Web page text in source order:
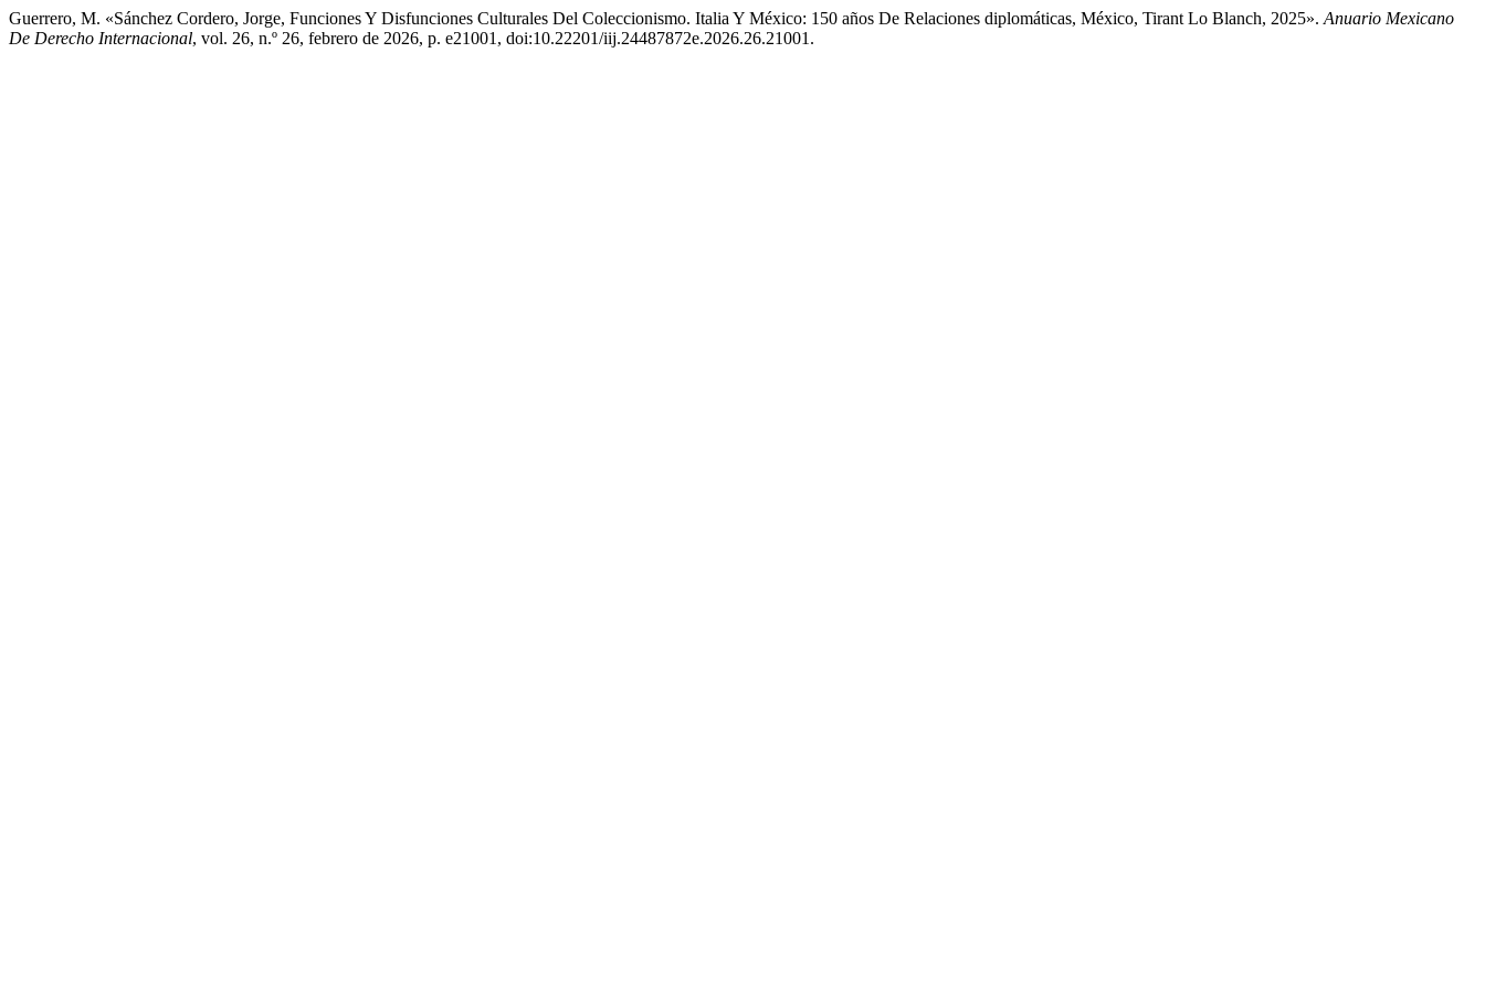
Guerrero, M. «Sánchez Cordero, Jorge, Funciones Y Disfunciones Culturales Del Coleccionismo. Italia Y México: 150 años De Relaciones diplomáticas, México, Tirant Lo Blanch, 2025». Anuario Mexicano
De Derecho Internacional, vol. 26, n.º 26, febrero de 2026, p. e21001, doi:10.22201/iij.24487872e.2026.26.21001.